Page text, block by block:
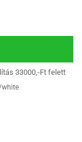
33000,-Ft felett